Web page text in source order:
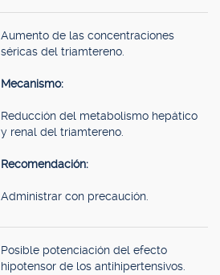
Aumento de las concentraciones
séricas del triamtereno.
Mecanismo:
Reducción del metabolismo hepático
y renal del triamtereno.
Recomendación:
Administrar con precaución.
Posible potenciación del efecto
hipotensor de los antihipertensivos.